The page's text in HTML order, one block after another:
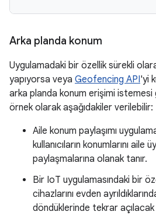
Arka planda konum
Uygulamadaki bir özellik sürekli
yapıyorsa veya Geofencing API'yi
arka planda konum erişimi istemesi
örnek olarak aşağıdakiler verilebilir:
Aile konum paylaşımı
kullanıcıların konumlarını
paylaşmalarına olanak tanır.
Bir IoT uygulamasındaki bir
cihazlarını evden
döndüklerinde tekrar açılacak